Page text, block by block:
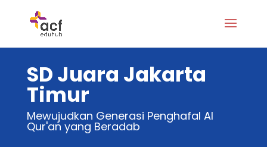
SD Juara Jakarta
Timur
Mewujudkan Generasi Penghafal Al
Qur'an yang Beradab